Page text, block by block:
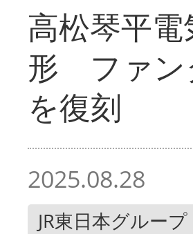
高松琴平
形 ファン
を復刻
2025.08.28
JR東日本グループ